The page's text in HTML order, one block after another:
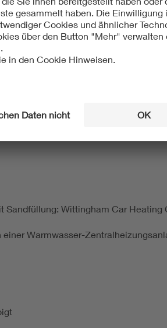
Sarfert
um mit
(vgl. 1886)
Jevell (vgl. 1917)
Sandfüllung: Wittingham Car Heating
Warmwasser-